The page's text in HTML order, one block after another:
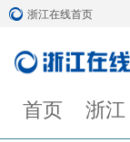
浙江在线首页
首页 浙江